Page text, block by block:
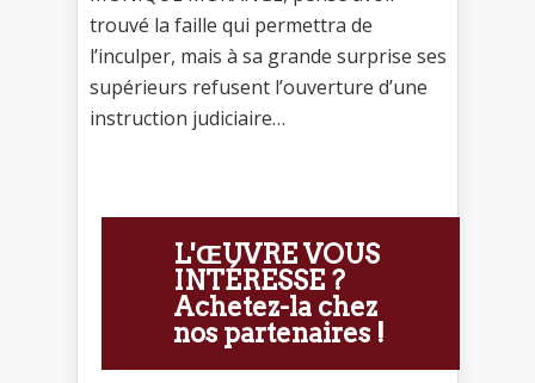
trouvé la faille qui permettra de
l’inculper, mais à sa grande surprise ses
supérieurs refusent l’ouverture d’une
instruction judiciaire…
L'ŒUVRE VOUS
INTÉRESSE ?
Achetez-la chez
nos partenaires !